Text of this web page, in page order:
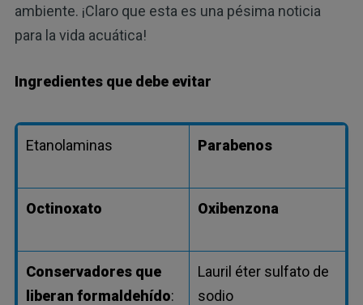
ambiente. ¡Claro que esta es una pésima noticia
para la vida acuática!
Ingredientes que debe evitar
Etanolaminas Parabenos
Octinoxato Oxibenzona
Conservadores que
liberan formaldehído:
Lauril éter sulfato de
sodio